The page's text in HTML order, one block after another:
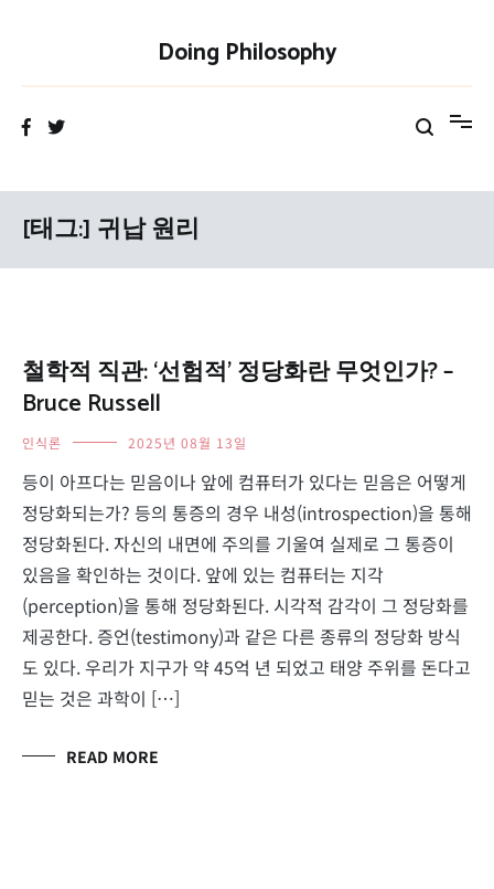
Doing Philosophy
[태그:] 귀납 원리
철학적 직관: ‘선험적’ 정당화란 무엇인가? –
Bruce Russell
인식론 2025년 08월 13일
등이 아프다는 믿음이나 앞에 컴퓨터가 있다는 믿음은 어떻게
정당화되는가? 등의 통증의 경우 내성(introspection)을 통해
정당화된다. 자신의 내면에 주의를 기울여 실제로 그 통증이
있음을 확인하는 것이다. 앞에 있는 컴퓨터는 지각
(perception)을 통해 정당화된다. 시각적 감각이 그 정당화를
제공한다. 증언(testimony)과 같은 다른 종류의 정당화 방식
도 있다. 우리가 지구가 약 45억 년 되었고 태양 주위를 돈다고
믿는 것은 과학이 […]
READ MORE